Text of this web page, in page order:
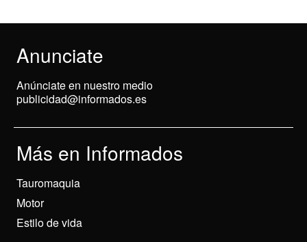
Anunciate
Anúnciate en nuestro medio
publicidad@informados.es
Más en Informados
Tauromaquia
Motor
Estilo de vida